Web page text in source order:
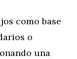
como base
o
una